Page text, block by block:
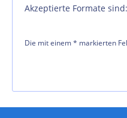
Akzeptierte Formate
Die mit einem * markierten